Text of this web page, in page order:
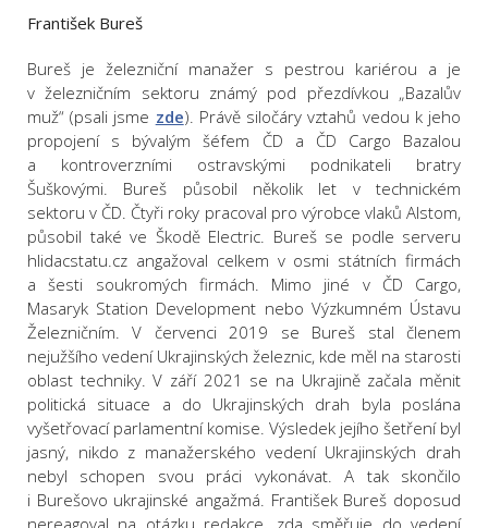
František Bureš
Bureš je železniční manažer s pestrou kariérou a je
v železničním sektoru známý pod přezdívkou „Bazalův
muž“ (psali jsme zde). Právě siločáry vztahů vedou k jeho
propojení s bývalým šéfem ČD a ČD Cargo Bazalou
a kontroverzními ostravskými podnikateli bratry
Šuškovými. Bureš působil několik let v technickém
sektoru v ČD. Čtyři roky pracoval pro výrobce vlaků Alstom,
působil také ve Škodě Electric. Bureš se podle serveru
hlidacstatu.cz angažoval celkem v osmi státních firmách
a šesti soukromých firmách. Mimo jiné v ČD Cargo,
Masaryk Station Development nebo Výzkumném Ústavu
Železničním. V červenci 2019 se Bureš stal členem
nejužšího vedení Ukrajinských železnic, kde měl na starosti
oblast techniky. V září 2021 se na Ukrajině začala měnit
politická situace a do Ukrajinských drah byla poslána
vyšetřovací parlamentní komise. Výsledek jejího šetření byl
jasný, nikdo z manažerského vedení Ukrajinských drah
nebyl schopen svou práci vykonávat. A tak skončilo
i Burešovo ukrajinské angažmá. František Bureš doposud